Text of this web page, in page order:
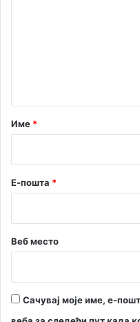
р
Име *
Е-пошта *
Веб место
Сачувај моје име, е-